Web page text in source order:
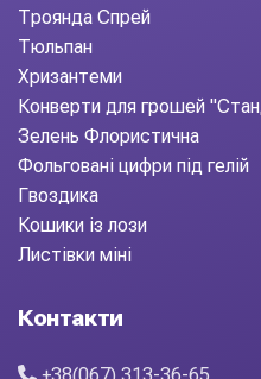
Троянда Спрей
Тюльпан
Хризантеми
Конверти для грошей
Зелень Флористична
Фольговані цифри під гелій
Гвоздика
Кошики із лози
Листівки міні
Контакти